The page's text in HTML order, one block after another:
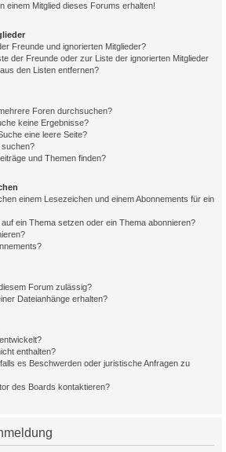
einem Mitglied dieses Forums erhalten!
Freunde und ignorierten Mitglieder?
der Freunde oder zur Liste der ignorierten Mitglieder
den Listen entfernen?
Foren durchsuchen?
keine Ergebnisse?
eine leere Seite?
suchen?
und Themen finden?
einem Lesezeichen und einem Abonnements für ein
ein Thema setzen oder ein Thema abonnieren?
Forum zulässig?
Dateianhänge erhalten?
enthalten?
es Beschwerden oder juristische Anfragen zu
des Boards kontaktieren?